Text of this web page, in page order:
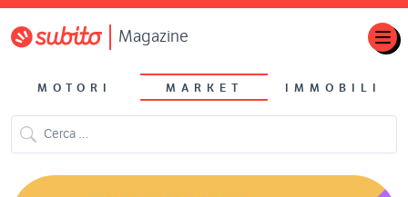
Magazine
MOTORI MARKET IMMOBILI